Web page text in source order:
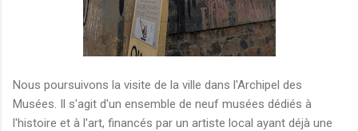
Nous poursuivons la visite de la ville dans l'Archipel des
Musées. Il s'agit d'un ensemble de neuf musées dédiés à
l'histoire et à l'art, financés par un artiste local ayant déjà une